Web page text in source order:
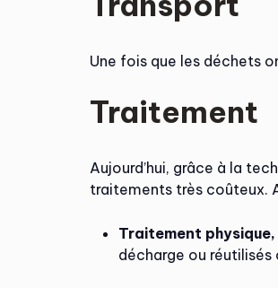
Une fois que les déchets
Traitement
Aujourd’hui, grâce à la
traitements très coûteux.
Traitement
décharge ou